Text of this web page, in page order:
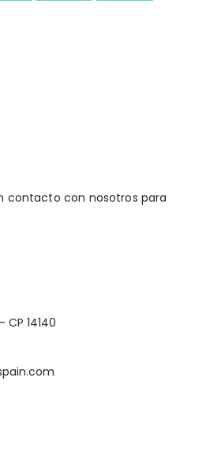
contacto con nosotros para
CP 14140